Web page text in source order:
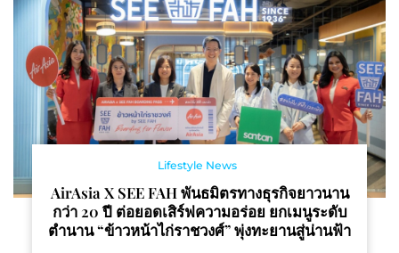
Lifestyle News
AirAsia X SEE FAH พันธมิตรทางธุรกิจยาวนาน
กว่า 20 ปี ต่อยอดเสิร์ฟความอร่อย ยกเมนูระดับ
ตำนาน “ข้าวหน้าไก่ราชวงศ์” พุ่งทะยานสู่น่านฟ้า